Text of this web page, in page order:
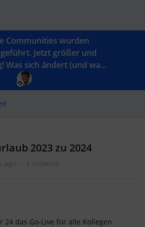
Communities wurden
Jetzt größer und
Was sich ändert (und wa...
2023 zu 2024
ago 1 Antwort
24 das Go-Live für alle Kollegen